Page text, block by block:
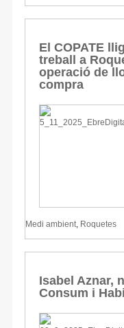
El COPATE
treball a
operació de
compra
Medi ambient Roquetes
Isabel Aznar,
Consum i